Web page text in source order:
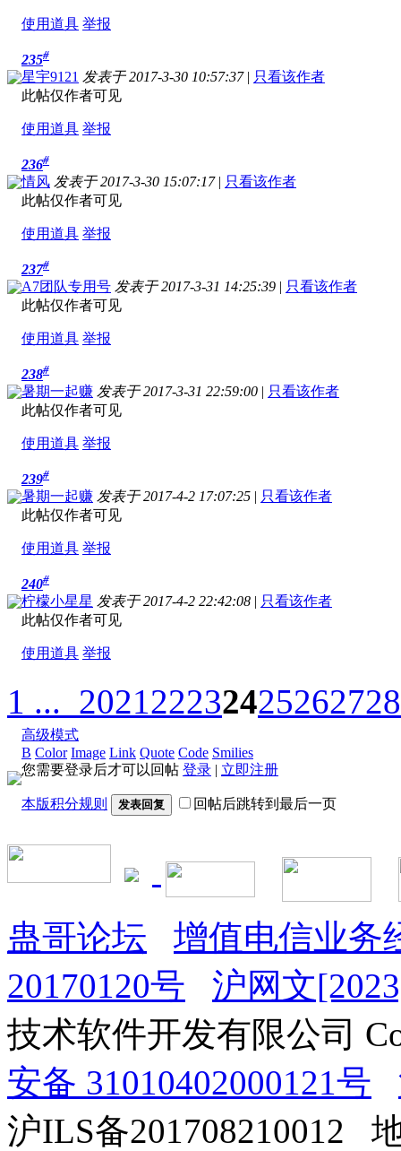
使用道具 举报
235#
星宇9121 发表于 2017-3-30 10:57:37 | 只看该作者
此帖仅作者可见
使用道具 举报
236#
情风 发表于 2017-3-30 15:07:17 | 只看该作者
此帖仅作者可见
使用道具 举报
237#
A7团队专用号 发表于 2017-3-31 14:25:39 | 只看该作者
此帖仅作者可见
使用道具 举报
238#
暑期一起赚 发表于 2017-3-31 22:59:00 | 只看该作者
此帖仅作者可见
使用道具 举报
239#
暑期一起赚 发表于 2017-4-2 17:07:25 | 只看该作者
此帖仅作者可见
使用道具 举报
240#
柠檬小星星 发表于 2017-4-2 22:42:08 | 只看该作者
此帖仅作者可见
使用道具 举报
1 ... 202122232425262728
高级模式
B Color Image Link Quote Code Smilies
您需要登录后才可以回帖 登录 | 立即注册
本版积分规则 发表回复 回帖后跳转到最后一页
蛊哥论坛
增值电信业务
20170120号
沪网文
技术软件开发有限公司
安备 31010402000121号
沪ILS备201708210012